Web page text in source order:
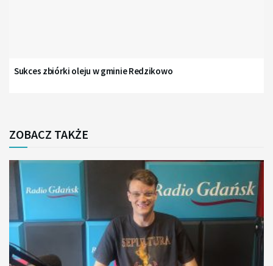
Sukces zbiórki oleju w gminie Redzikowo
ZOBACZ TAKŻE